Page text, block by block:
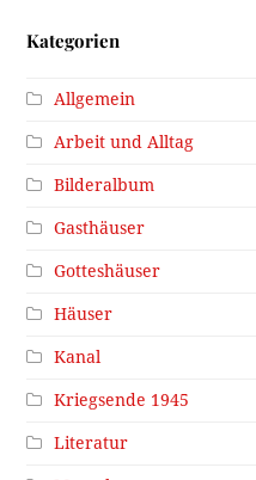
Kategorien
Allgemein
Arbeit und Alltag
Bilderalbum
Gasthäuser
Gotteshäuser
Häuser
Kanal
Kriegsende 1945
Literatur